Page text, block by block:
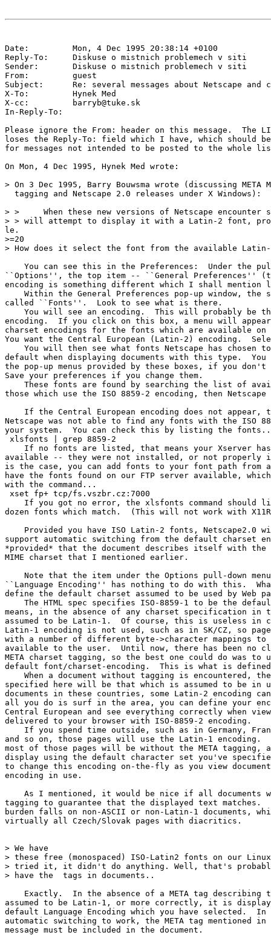
Date:         Mon, 4 Dec 1995 20:38:14 +0100
Reply-To:     Diskuse o mistnich problemech v siti
Sender:       Diskuse o mistnich problemech v siti
From:         guest
Subject:      Re: several messages about Netscape and
X-To:         Hynek Med
X-cc:         barryb@tuke.sk
In-Reply-To:
Please ignore the From: header on this message.  The
loses the Reply-To: field which I have, which should
for messages not intended to be posted to the whole
On Mon, 4 Dec 1995, Hynek Med wrote:
> On 3 Dec 1995, Barry Bouwsma wrote (discussing META
  tagging and Netscape 2.0 releases under X Windows):
> >     When these new versions of Netscape encounter
> > will attempt to display it with a Latin-2 font,
le.
>=20
> How does it select the font from the available
You can see this in the Preferences:  Under the
``Options'', the top item -- ``General Preferences''
encoding is something different which I shall mention
Within the General Preferences pop-up window, the
called ``Fonts''.  Look to see what is there.
You will see an encoding.  This will probably be
encoding.  If you click on this box, a menu will
charset encodings for the fonts which are available on
You want the Central European (Latin-2) encoding.
You will then see what fonts Netscape has chosen
default when displaying documents with this type.  You
the pop-up menus provided by these boxes, if you
Save your preferences if you change them.
These fonts are found by searching the list of
those which use the ISO 8859-2 encoding, then
If the Central European encoding does not appear,
Netscape was not able to find any fonts with the ISO
your system.  You can check this by listing the
xlsfonts | grep 8859-2
If no fonts are listed, that means your Xserver
available -- they were not installed, or not
is the case, you can add fonts to your font path from
have the fonts found on our FTP server available, which
with the command...
xset fp+ tcp/fs.vszbr.cz:7000
If you got no error, the xlsfonts command should
dozen fonts which match.  (This will not work with
Provided you have ISO Latin-2 fonts, Netscape2.0
support automatic switching from the default charset
*provided* that the document describes itself with the
MIME charset that I mentioned earlier.
Note that the item under the Options pull-down
``Language Encoding'' has nothing to do with this.
define the default charset assumed to be used by Web
The HTML spec specifies ISO-8859-1 to be the
means, in the absence of any charset specification in
assumed to be Latin-1.  Of course, this is useless in
Latin-1 encoding is not used, such as in SK/CZ, so
with a number of different byte->character mappings to
available to the user.  Until now, there has been no
META charset tagging, so the best one could do was to
default font/charset-encoding.  This is what is
When a document without tagging is encountered,
specified here will be that which is assumed to be in
documents in these countries, some Latin-2 encoding
all you do is surf in the area, you can define your
Central European and see everything correctly when
delivered to your browser with ISO-8859-2 encoding.
If you spend time outside, such as in Germany,
and so on, those pages will use the Latin-1 encoding.
most of those pages will be without the META tagging,
display using the default character set you've
to change this encoding on-the-fly as you view
encoding in use.
As I mentioned, it would be nice if all documents
tagging to guarantee that the displayed text matches.
burden falls on non-ASCII or non-Latin-1 documents,
virtually all Czech/Slovak pages with diacritics.
> We have
> these free (monospaced) ISO-Latin2 fonts on our
> tried it, it didn't do anything. Well, that's
> have the
tags in documents..
Exactly.  In the absence of a META tag describing
assumed to be Latin-1, or more correctly, it is
default Language Encoding which you have selected.
automatic switching to work, the META tag mentioned
message must be included in the document.